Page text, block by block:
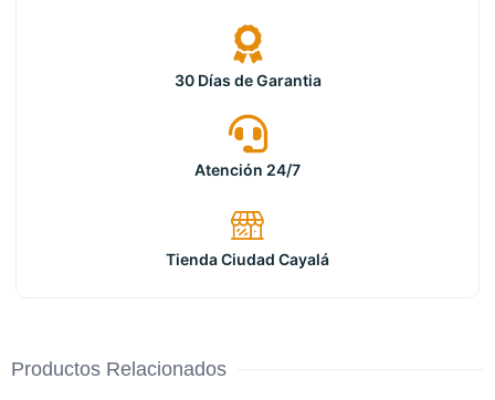
30 Días de Garantia
Atención 24/7
Tienda Ciudad Cayalá
Productos Relacionados